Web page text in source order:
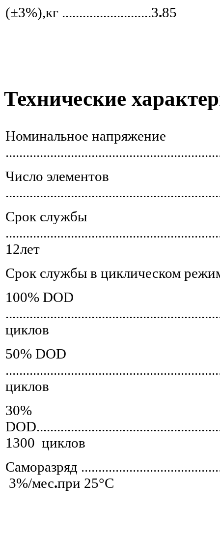
(±3%),кг ..........................3.85
Технические
Номинальное напряжение
Число элементов
Срок службы
12лет
Срок службы в циклическом
100% DOD
циклов
50% DOD
циклов
30%
1300 циклов
Саморазряд
3%/мес.при 25°С